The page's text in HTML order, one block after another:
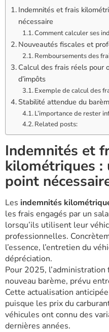
Indemnités et frais
nécessaire
Comment calculer ses
Nouveautés fiscales et
Remboursements des
Calcul des frais réels pour
d’impôts
Exemple de calcul des
Stabilité attendue du
L’importance de rester
Related posts:
Indemnités et
kilométriques :
point
Les indemnités
les frais engagés par un
lorsqu’ils utilisent leur
professionnelles.
l’essence, l’entretien du
dépréciation.
Pour 2025, l’administration
nouveau barème, prévu
Cette actualisation
puisque les prix du
véhicules ont connu des
dernières années.